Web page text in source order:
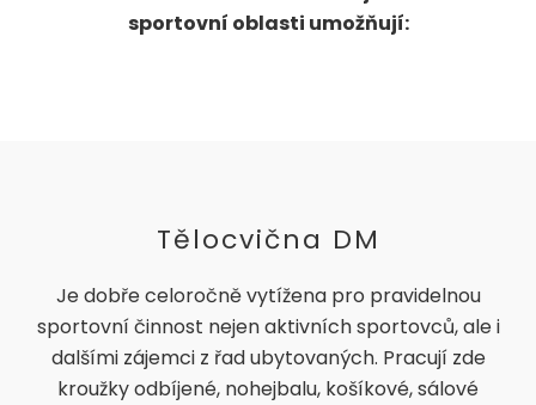
sportovní oblasti umožňují:
Tělocvična DM
Je dobře celoročně vytížena pro pravidelnou
sportovní činnost nejen aktivních sportovců, ale i
dalšími zájemci z řad ubytovaných. Pracují zde
kroužky odbíjené, nohejbalu, košíkové, sálové